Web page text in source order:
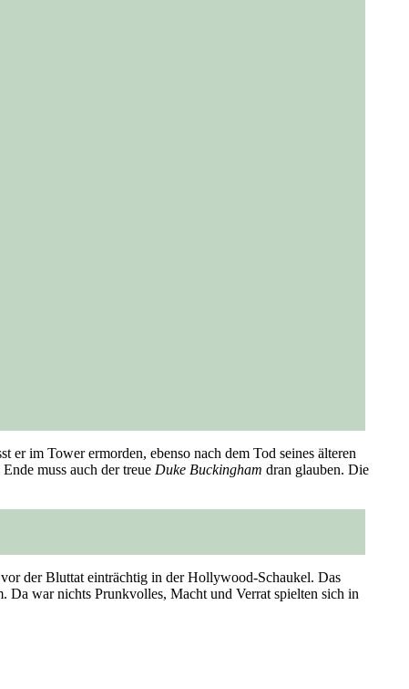
er im Tower ermorden, ebenso nach dem Tod seines älteren
muss auch der treue Duke Buckingham dran glauben. Die
der Bluttat einträchtig in der Hollywood-Schaukel. Das
Da war nichts Prunkvolles, Macht und Verrat spielten sich in